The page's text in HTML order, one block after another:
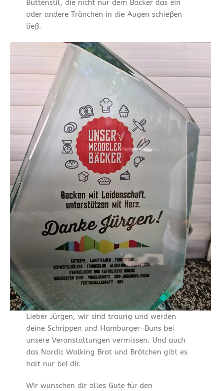
Büttenstil, die nicht nur dem Bäcker das ein
oder andere Tränchen in die Augen schießen
ließ.
Lieber Jürgen, wir sind traurig und werden
deine Schrippen und Hamburger-Buns bei
unsere Veranstaltungen vermissen. Und auch
das Nordic Walking Brot und Brötchen gibt es
halt nur bei dir.
Wir wünschen dir alles Gute für den